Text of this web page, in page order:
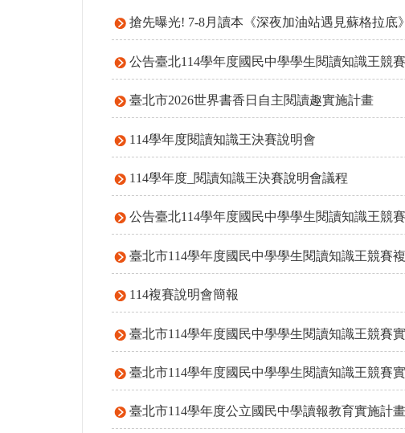
搶先曝光! 7-8月讀本《深夜加油站遇見蘇格拉底
公告臺北114學年度國民中學學生閱讀知識王競
臺北市2026世界書香日自主閱讀趣實施計畫
114學年度閱讀知識王決賽說明會
114學年度_閱讀知識王決賽說明會議程
公告臺北114學年度國民中學學生閱讀知識王競
臺北市114學年度國民中學學生閱讀知識王競賽
114複賽說明會簡報
臺北市114學年度國民中學學生閱讀知識王競賽
臺北市114學年度國民中學學生閱讀知識王競賽
臺北市114學年度公立國民中學讀報教育實施計畫